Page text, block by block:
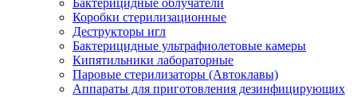
Бактерицидные облучатели
Коробки стерилизационные
Деструкторы игл
Бактерицидные ультрафиолетовые камеры
Кипятильники лабораторные
Паровые стерилизаторы (Автоклавы)
Аппараты для приготовления дезинфицирующих